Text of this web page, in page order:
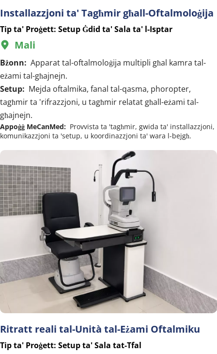
Installazzjoni ta' Tagħmir għall-Oftalmoloġija
Tip ta' Proġett: Setup Ġdid ta' Sala ta' l-Isptar
 Mali
Bżonn: Apparat tal-oftalmoloġija multipli għal kamra tal-
eżami tal-għajnejn.
Setup: Mejda oftalmika, fanal tal-qasma, phoropter,
tagħmir ta 'rifrazzjoni, u tagħmir relatat għall-eżami tal-
għajnejn.
Appoġġ MeCanMed: Provvista ta 'tagħmir, gwida ta' installazzjoni,
komunikazzjoni ta 'setup, u koordinazzjoni ta' wara l-bejgħ.
Ritratt reali tal-Unità tal-Eżami Oftalmiku
Tip ta' Proġett: Setup ta' Sala tat-Tfal